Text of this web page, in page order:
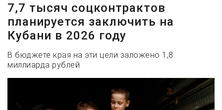
7,7 тысяч соцконтрактов
планируется заключить на
Кубани в 2026 году
В бюджете края на эти цели заложено 1,8
миллиарда рублей